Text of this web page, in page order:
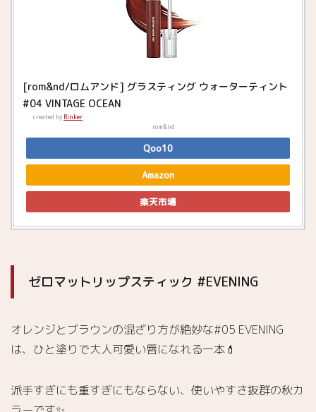
[rom&nd/ロムアンド] グラスティング ウォーターティント
#04 VINTAGE OCEAN
created by Rinker
rom&nd
Qoo10
Amazon
楽天市場
ゼロマットリップスティック #EVENING
オレンジとブラウンの混ざり方が絶妙な#05 EVENING
は、ひと塗りで大人可愛い唇になれる一本💄
派手すぎにも重すぎにもならない、使いやすさ抜群の秋カ